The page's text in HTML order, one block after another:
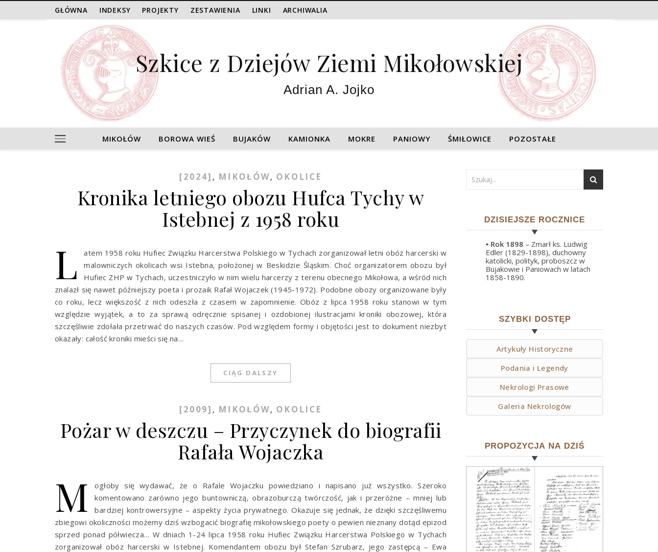
GŁÓWNA INDEKSY PROJEKTY ZESTAWIENIA LINKI ARCHIWALIA
Szkice z Dziejów Ziemi Mikołowskiej
Adrian A. Jojko
MIKOŁÓW BOROWA WIEŚ BUJAKÓW KAMIONKA MOKRE PANIOWY ŚMIŁOWICE POZOSTAŁE
[2024] , MIKOŁÓW, OKOLICE
Kronika letniego obozu Hufca Tychy w
Istebnej z 1958 roku
L
atem 1958 roku Hufiec Związku Harcerstwa Polskiego w Tychach zorganizował letni obóz harcerski w
malowniczych okolicach wsi Istebna, położonej w Beskidzie Śląskim. Choć organizatorem obozu był
Hufiec ZHP w Tychach, uczestniczyło w nim wielu harcerzy z terenu obecnego Mikołowa, a wśród nich
znalazł się nawet późniejszy poeta i prozaik Rafał Wojaczek (1945-1972). Podobne obozy organizowane były
co roku, lecz większość z nich odeszła z czasem w zapomnienie. Obóz z lipca 1958 roku stanowi w tym
względzie wyjątek, a to za sprawą odręcznie spisanej i ozdobionej ilustracjami kroniki obozowej, która
szczęśliwie zdołała przetrwać do naszych czasów. Pod względem formy i objętości jest to dokument niezbyt
okazały: całość kroniki mieści się na…
CIĄG DALSZY
[2009] , MIKOŁÓW, OKOLICE
Pożar w deszczu – Przyczynek do biografii
Rafała Wojaczka
M
ogłoby się wydawać, że o Rafale Wojaczku powiedziano i napisano już wszystko. Szeroko
komentowano zarówno jego buntowniczą, obrazoburczą twórczość, jak i przeróżne – mniej lub
bardziej kontrowersyjne – aspekty życia prywatnego. Okazuje się jednak, że dzięki szczęśliwemu
zbiegowi okoliczności możemy dziś wzbogacić biografię mikołowskiego poety o pewien nieznany dotąd epizod
sprzed ponad półwiecza… W dniach 1-24 lipca 1958 roku Hufiec Związku Harcerstwa Polskiego w Tychach
zorganizował obóz harcerski w Istebnej. Komendantem obozu był Stefan Szrubarz, jego zastępcą – Ewa
DZISIEJSZE ROCZNICE
• Rok 1898 – Zmarł ks. Ludwig
Edler (1829-1898), duchowny
katolicki, polityk, proboszcz w
Bujakowie i Paniowach w latach
1858-1890.
SZYBKI DOSTĘP
Artykuły Historyczne
Podania i Legendy
Nekrologi Prasowe
Galeria Nekrologów
PROPOZYCJA NA DZIŚ